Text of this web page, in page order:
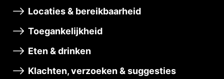
Locaties & bereikbaarheid
Toegankelijkheid
Eten & drinken
Klachten, verzoeken & suggesties